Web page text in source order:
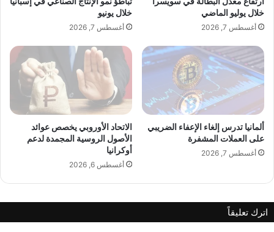
ث
ي
س
ن
ا
ب
ا
ت
ر
س
ي
ب
د
ا
ل
ف
خ
ر
خلال يوليو الماضي
أغسطس 7, 2026
خلال يونيو
أغسطس 7, 2026
ألمانيا تدرس إلغاء الإعفاء الضريبي
على العملات المشفرة
أغسطس 7, 2026
الاتحاد الأوروبي يخصص عوائد
الأصول الروسية المجمدة لدعم
أوكرانيا
أغسطس 6, 2026
اترك تعليقاً